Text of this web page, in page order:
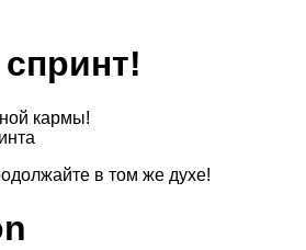
кармы!
в том же духе!